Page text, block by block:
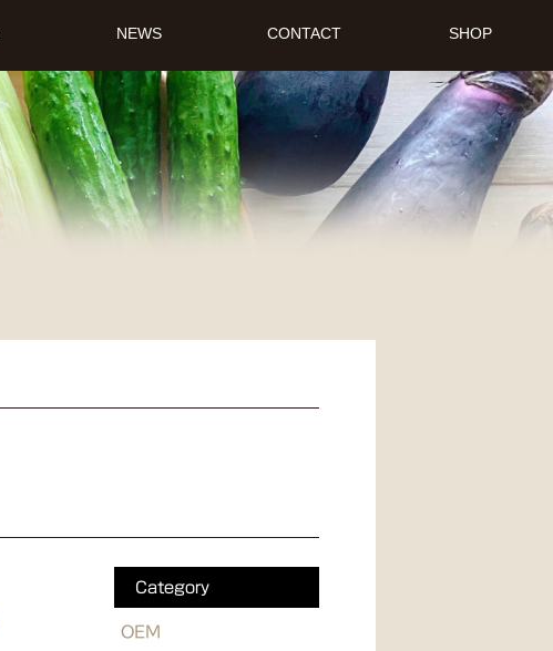
NEWS CONTACT SHOP
Category
OEM